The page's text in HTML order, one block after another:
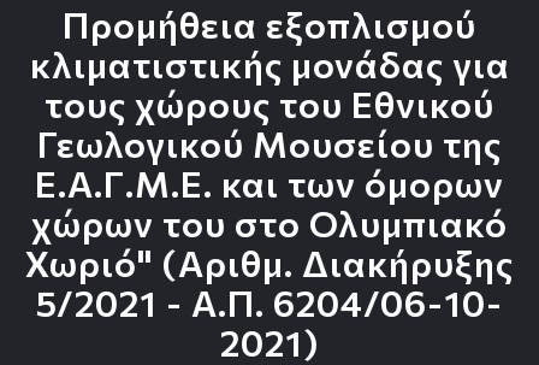
Προμήθεια εξοπλισμού
κλιματιστικής μονάδας για
τους χώρους του Εθνικού
Γεωλογικού Μουσείου της
Ε.Α.Γ.Μ.Ε. και των όμορων
χώρων του στο Ολυμπιακό
Χωριό" (Αριθμ. Διακήρυξης
5/2021 - Α.Π. 6204/06-10-
2021)